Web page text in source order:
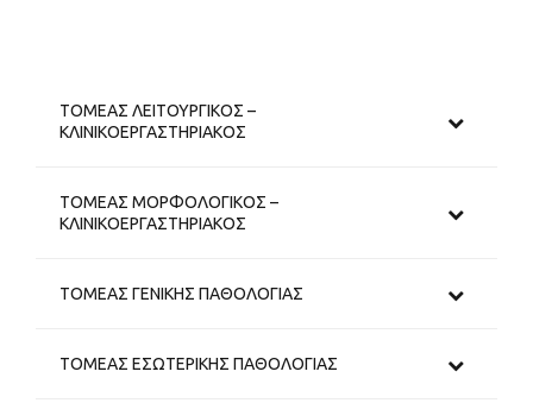
ΤΟΜΕΑΣ ΛΕΙΤΟΥΡΓΙΚΟΣ –
ΚΛΙΝΙΚΟΕΡΓΑΣΤΗΡΙΑΚΟΣ
ΤΟΜΕΑΣ ΜΟΡΦΟΛΟΓΙΚΟΣ –
ΚΛΙΝΙΚΟΕΡΓΑΣΤΗΡΙΑΚΟΣ
ΤΟΜΕΑΣ ΓΕΝΙΚΗΣ ΠΑΘΟΛΟΓΙΑΣ
ΤΟΜΕΑΣ ΕΣΩΤΕΡΙΚΗΣ ΠΑΘΟΛΟΓΙΑΣ